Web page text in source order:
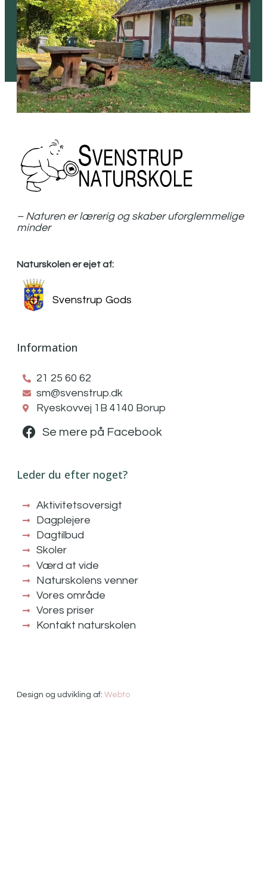
– Naturen er lærerig og skaber uforglemmelige
minder
Naturskolen er ejet af:
Svenstrup Gods
Information
21 25 60 62
sm@svenstrup.dk
Ryeskovvej 1B 4140 Borup
Se mere på Facebook
Leder du efter noget?
Aktivitetsoversigt
Dagplejere
Dagtilbud
Skoler
Værd at vide
Naturskolens venner
Vores område
Vores priser
Kontakt naturskolen
Design og udvikling af: Webto